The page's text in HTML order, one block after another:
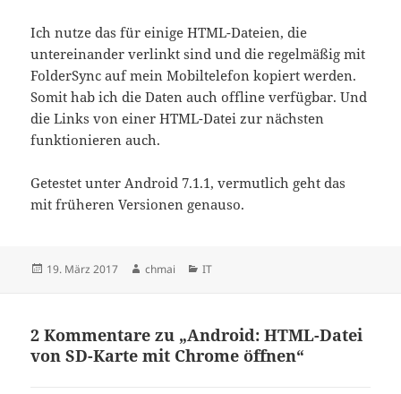
Ich nutze das für einige HTML-Dateien, die
untereinander verlinkt sind und die regelmäßig mit
FolderSync auf mein Mobiltelefon kopiert werden.
Somit hab ich die Daten auch offline verfügbar. Und
die Links von einer HTML-Datei zur nächsten
funktionieren auch.
Getestet unter Android 7.1.1, vermutlich geht das
mit früheren Versionen genauso.
Veröffentlicht
19. März 2017 Autor
chmai Kategorien
IT
2 Kommentare zu „Android: HTML-Datei
von SD-Karte mit Chrome öffnen“